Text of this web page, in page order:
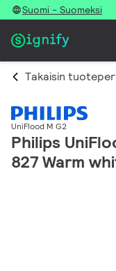
Suomi - Suomeksi
Takaisin
UniFlood M G2
Philips
827 Warm